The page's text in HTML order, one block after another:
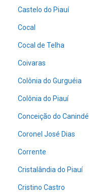
Castelo do Piauí
Cocal
Cocal de Telha
Coivaras
Colônia do Gurguéia
Colônia do Piauí
Conceição do Canindé
Coronel José Dias
Corrente
Cristalândia do Piauí
Cristino Castro